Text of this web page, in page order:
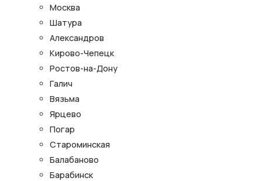
Москва
Шатура
Александров
Кирово-Чепецк
Ростов-на-Дону
Галич
Вязьма
Ярцево
Погар
Староминская
Балабаново
Барабинск